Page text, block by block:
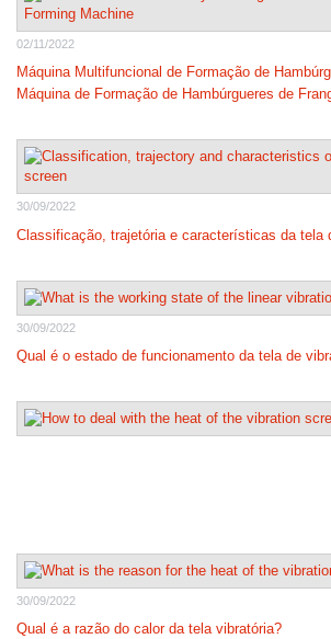
02/11/2022
Máquina Multifuncional de Formação de
Máquina de Formação de Hambúrgueres de
30/09/2022
Classificação, trajetória e características da tela
30/09/2022
Qual é o estado de funcionamento da tela de
30/09/2022
Qual é a razão do calor da tela vibratória?